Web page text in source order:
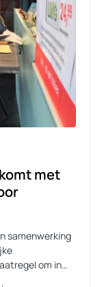
met
samenwerking
om in…